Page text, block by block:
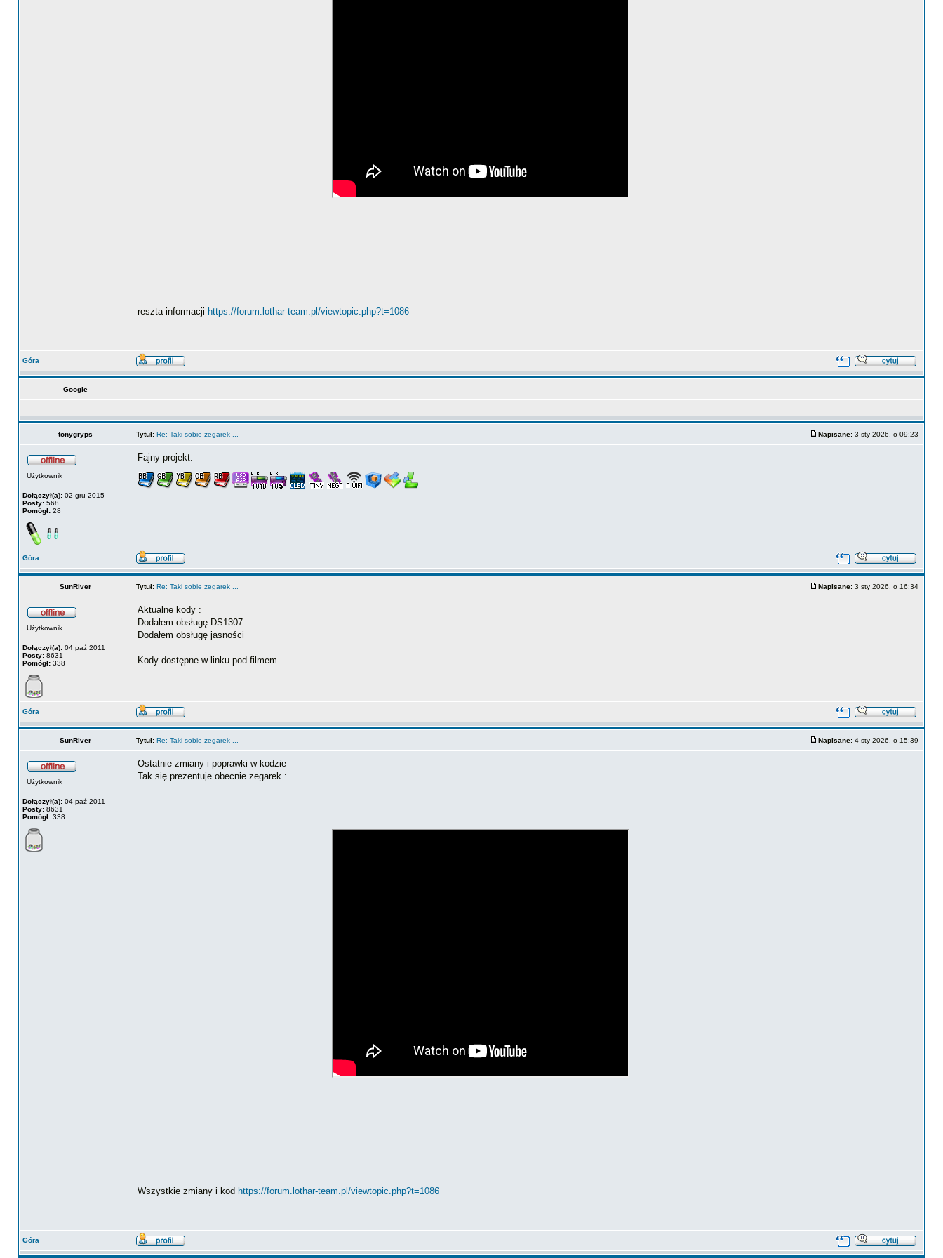
reszta informacji https://forum.lothar-team.pl/viewtopic.php?t=1086
Góra
Google
tonygryps Tytuł: Re: Taki sobie zegarek ... Napisane: 3 sty 2026, o 09:23
Użytkownik
Dołączył(a): 02 gru 2015
Posty: 568
Pomógł: 28
Fajny projekt.
Góra
SunRiver Tytuł: Re: Taki sobie zegarek ... Napisane: 3 sty 2026, o 16:34
Użytkownik
Dołączył(a): 04 paź 2011
Posty: 8631
Pomógł: 338
Aktualne kody :
Dodałem obsługę DS1307
Dodałem obsługę jasności
Kody dostępne w linku pod filmem ..
Góra
SunRiver Tytuł: Re: Taki sobie zegarek ... Napisane: 4 sty 2026, o 15:39
Użytkownik
Dołączył(a): 04 paź 2011
Posty: 8631
Pomógł: 338
Ostatnie zmiany i poprawki w kodzie
Tak się prezentuje obecnie zegarek :
Wszystkie zmiany i kod https://forum.lothar-team.pl/viewtopic.php?t=1086
Góra